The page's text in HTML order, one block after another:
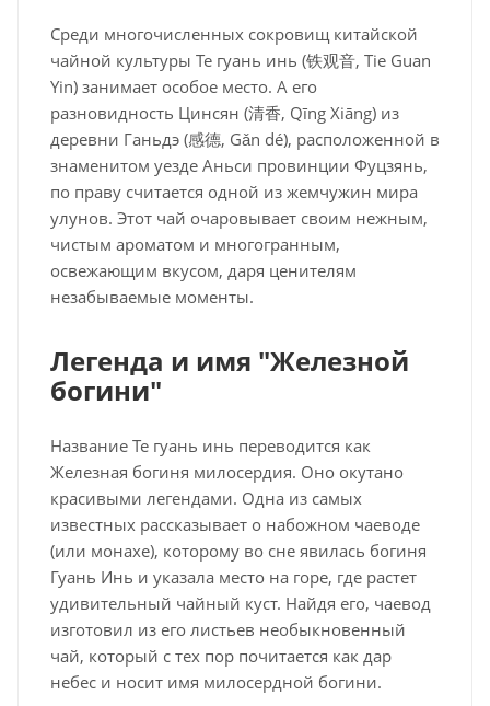
Среди многочисленных сокровищ китайской
чайной культуры Те гуань инь (铁观音, Tie Guan
Yin) занимает особое место. А его
разновидность Цинсян (清香, Qīng Xiāng) из
деревни Ганьдэ (感德, Gǎn dé), расположенной в
знаменитом уезде Аньси провинции Фуцзянь,
по праву считается одной из жемчужин мира
улунов. Этот чай очаровывает своим нежным,
чистым ароматом и многогранным,
освежающим вкусом, даря ценителям
незабываемые моменты.
Легенда и имя "Железной
богини"
Название Те гуань инь переводится как
Железная богиня милосердия. Оно окутано
красивыми легендами. Одна из самых
известных рассказывает о набожном чаеводе
(или монахе), которому во сне явилась богиня
Гуань Инь и указала место на горе, где растет
удивительный чайный куст. Найдя его, чаевод
изготовил из его листьев необыкновенный
чай, который с тех пор почитается как дар
небес и носит имя милосердной богини.